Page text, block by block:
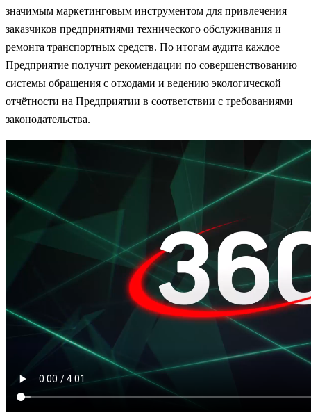
значимым маркетинговым инструментом для привлечения
заказчиков предприятиями технического обслуживания и
ремонта транспортных средств. По итогам аудита каждое
Предприятие получит рекомендации по совершенствованию
системы обращения с отходами и ведению экологической
отчётности на Предприятии в соответствии с требованиями
законодательства.